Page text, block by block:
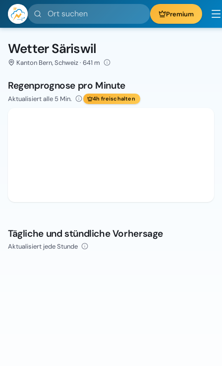
Ort suchen Premium
Wetter Säriswil
Kanton Bern, Schweiz · 641 m
Regenprognose pro Minute
Aktualisiert alle 5 Min. 4h freischalten
Tägliche und stündliche Vorhersage
Aktualisiert jede Stunde